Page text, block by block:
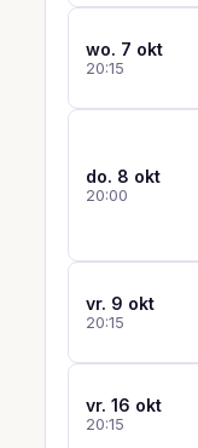
wo. 7 okt
20:15
do. 8 okt
20:00
vr. 9 okt
20:15
vr. 16 okt
20:15